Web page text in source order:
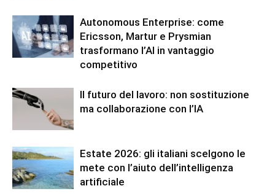
Autonomous Enterprise: come
Ericsson, Martur e Prysmian
trasformano l’AI in vantaggio
competitivo
Il futuro del lavoro: non sostituzione
ma collaborazione con l’IA
Estate 2026: gli italiani scelgono le
mete con l’aiuto dell’intelligenza
artificiale